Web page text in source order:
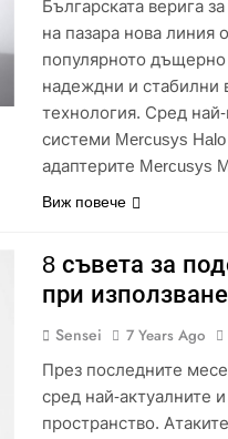
Българската верига
на пазара нова линия
популярното дъщерно
надеждни и стабилни
технология. Сред
системи Mercusys
адаптерите Mercusys
Виж повече
8 съвета за
при
Sensei 7 Years Ago
През последните
сред най-актуалните
пространство.